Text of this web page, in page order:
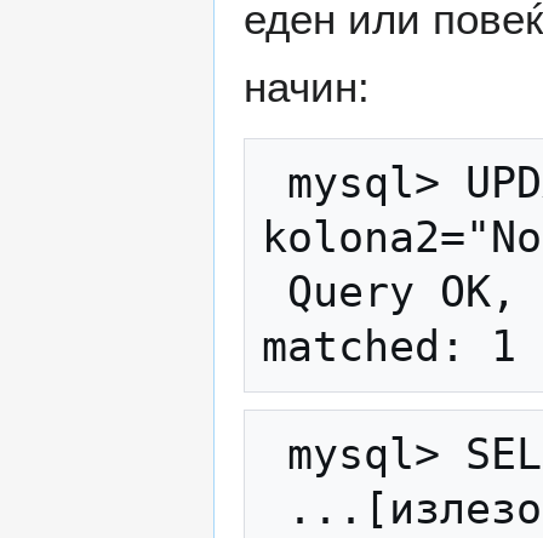
еден или
начин: